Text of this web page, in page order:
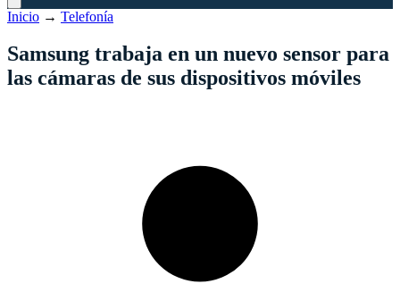
Inicio → Telefonía
Samsung trabaja en un nuevo sensor para
las cámaras de sus dispositivos móviles